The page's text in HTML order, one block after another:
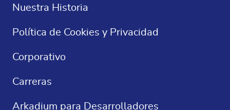
Nuestra Historia
Política de Cookies y Privacidad
Corporativo
Carreras
Arkadium para Desarrolladores